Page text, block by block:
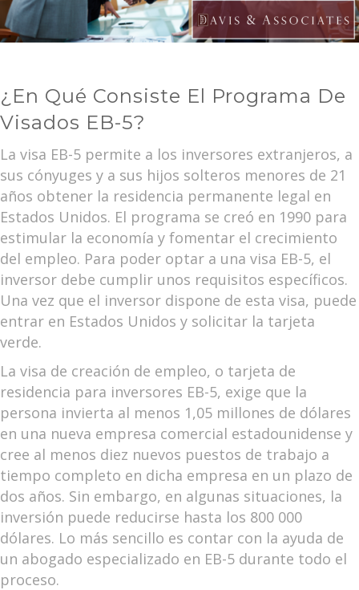
¿En Qué Consiste El Programa De
Visados EB-5?
La visa EB-5 permite a los inversores extranjeros, a
sus cónyuges y a sus hijos solteros menores de 21
años obtener la residencia permanente legal en
Estados Unidos. El programa se creó en 1990 para
estimular la economía y fomentar el crecimiento
del empleo. Para poder optar a una visa EB-5, el
inversor debe cumplir unos requisitos específicos.
Una vez que el inversor dispone de esta visa, puede
entrar en Estados Unidos y solicitar la tarjeta
verde.
La visa de creación de empleo, o tarjeta de
residencia para inversores EB-5, exige que la
persona invierta al menos 1,05 millones de dólares
en una nueva empresa comercial estadounidense y
cree al menos diez nuevos puestos de trabajo a
tiempo completo en dicha empresa en un plazo de
dos años. Sin embargo, en algunas situaciones, la
inversión puede reducirse hasta los 800 000
dólares. Lo más sencillo es contar con la ayuda de
un abogado especializado en EB-5 durante todo el
proceso.